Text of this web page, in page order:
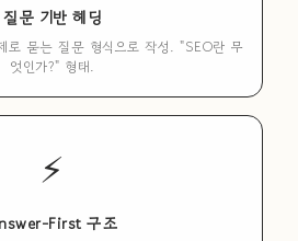
질문 기반 헤딩
로 묻는 질문 형식으로 작성. "SEO란 무
엇인가?" 형태.
⚡
First 구조